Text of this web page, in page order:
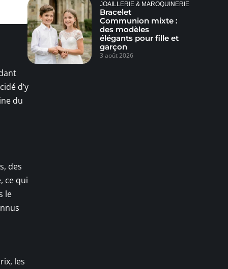
d’y
du
des
ce qui
le
les
JOAILLERIE & MAROQUINERIE
Bracelet
Communion mixte :
des modèles
élégants pour fille et
garçon
3 août 2026